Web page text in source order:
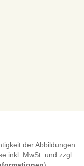
der Abbildungen
inkl. MwSt. und zzgl.